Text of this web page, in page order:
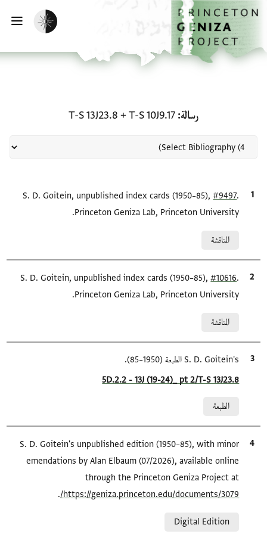
إلى المحتوى الرئيسي
الرئيسية
تفعيل الوضع المظلم
رسالة T-S 10J9.17
+
T-S 13J23.8
الاقتباس المرجعيS. D. Goitein, unpublished index cards (1950–85),#9497
Princeton Geniza Lab, Princeton University.
المناقشة
الاقتباس المرجعيS. D. Goitein, unpublished index cards (1950–85),#10616
Princeton Geniza Lab, Princeton University.
المناقشة
الاقتباس المرجعي
S. D. Goitein's الطبعة (1950–85).
Location in source
5D.2.2 - 13J (19-24)_ pt 2/T-S 13J23.8
الطبعة
الاقتباس المرجعي
S. D. Goitein's unpublished edition (1950–85), with minor
emendations by Alan Elbaum (07/2026), available online
through the Princeton Geniza Project at
https://geniza.princeton.edu/documents/3079/
.
Digital Edition